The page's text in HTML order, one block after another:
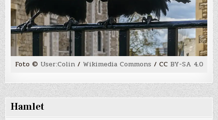
Foto © User:Colin/ Wikimedia Commons / CC BY-SA 4.0
Hamlet